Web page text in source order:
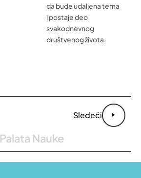
da bude udaljena tema
i postaje deo
svakodnevnog
društvenog života.
Palata Nauke
Sledeći